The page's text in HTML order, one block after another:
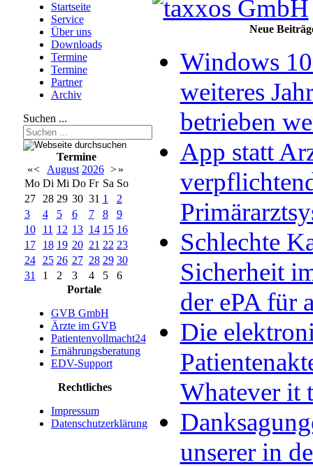
Startseite
Service
Über uns
Downloads
Termine
Termine
Partner
Archiv
Suchen ...
Termine
«< August 2026 >»
Mo Di Mi Do Fr Sa So
27
28 29 30 31 1
2
3
4 5 6 7 8
9
10
11 12 13 14 15 16
17
18 19 20 21 22 23
24
25 26 27 28 29 30
31
1 2 3 4 5
6
Portale
GVB GmbH
Ärzte im GVB
Patientenvollmacht24
Ernährungsberatung
EDV-Support
Rechtliches
Impressum
Datenschutzerklärung
Neue
Windows
weiteres
betrieben
App statt
Schlechte
Sicherheit
der ePA für
Die
Whatever it
unserer in